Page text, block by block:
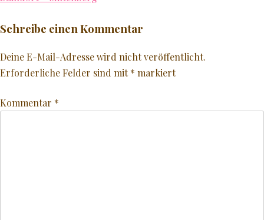
Schreibe einen Kommentar
Deine E-Mail-Adresse wird nicht veröffentlicht.
Erforderliche Felder sind mit* markiert
Kommentar *